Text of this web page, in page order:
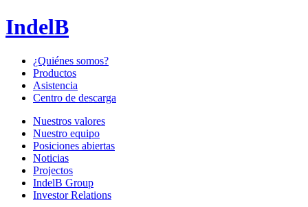
IndelB
¿Quiénes somos?
Productos
Asistencia
Centro de descarga
Nuestros valores
Nuestro equipo
Posiciones abiertas
Noticias
Projectos
IndelB Group
Investor Relations